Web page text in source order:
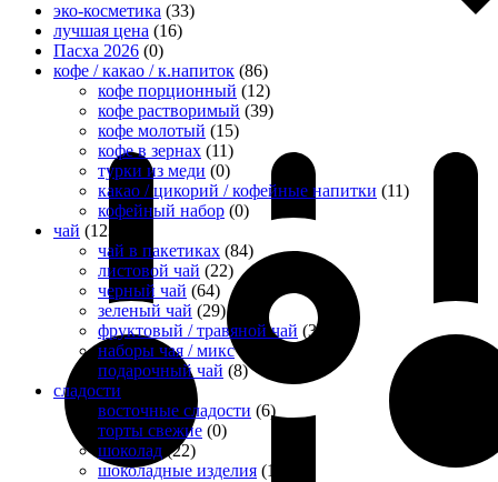
эко-косметика (33)
лучшая цена (16)
Пасха 2026 (0)
кофе / какао / к.напиток (86)
кофе порционный (12)
кофе растворимый (39)
кофе молотый (15)
кофе в зернах (11)
турки из меди (0)
какао / цикорий / кофейные напитки (11)
кофейный набор (0)
чай (123)
чай в пакетиках (84)
листовой чай (22)
черный чай (64)
зеленый чай (29)
фруктовый / травяной чай (30)
наборы чая / микс
подарочный чай (8)
сладости
восточные сладости (6)
торты свежие (0)
шоколад (22)
шоколадные изделия (1)